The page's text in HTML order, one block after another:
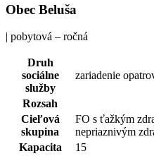
Obec Beluša
| pobytová – ročná
Druh
sociálne
služby
zariadenie
Rozsah
Cieľová
skupina
FO s ťažkým
nepriaznivým
Kapacita
15